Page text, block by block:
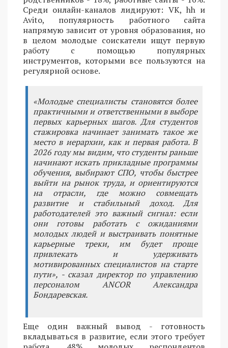
Среди онлайн-каналов лидируют: VK, hh и
Avito, популярность работного сайта
напрямую зависит от уровня образования, но
в целом молодые соискатели ищут первую
работу с помощью популярных
инструментов, которыми все пользуются на
регулярной основе.
«Молодые специалисты становятся более
практичными и ответственными в выборе
первых карьерных шагов. Для студентов
стажировка начинает занимать такое же
место в иерархии, как и первая работа. В
2026 году мы видим, что студенты раньше
начинают искать прикладные программы
обучения, выбирают СПО, чтобы быстрее
выйти на рынок труда, и ориентируются
на отрасли, где можно совмещать
развитие и стабильный доход. Для
работодателей это важный сигнал: если
они готовы работать с ожиданиями
молодых людей и выстраивать понятные
карьерные треки, им будет проще
привлекать и удерживать
мотивированных специалистов на старте
пути», - сказал директор по управлению
персоналом ANCOR Александра
Бондаревская.
Еще один важный вывод - готовность
вкладываться в развитие, если этого требует